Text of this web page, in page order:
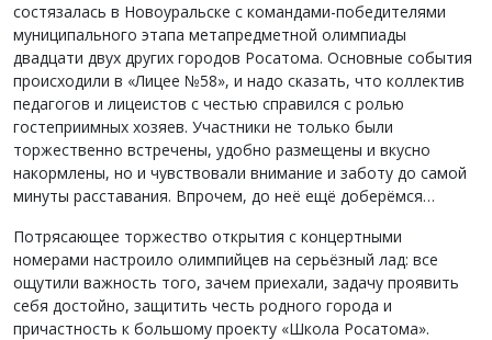
состязалась в Новоуральске с командами-победителями
муниципального этапа метапредметной олимпиады
двадцати двух других городов Росатома. Основные события
происходили в «Лицее №58», и надо сказать, что коллектив
педагогов и лицеистов с честью справился с ролью
гостеприимных хозяев. Участники не только были
торжественно встречены, удобно размещены и вкусно
накормлены, но и чувствовали внимание и заботу до самой
минуты расставания. Впрочем, до неё ещё доберёмся…
Потрясающее торжество открытия с концертными
номерами настроило олимпийцев на серьёзный лад: все
ощутили важность того, зачем приехали, задачу проявить
себя достойно, защитить честь родного города и
причастность к большому проекту «Школа Росатома».